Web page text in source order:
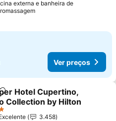
externa e banheira de
Ver preços
Adicionar aos favoritos
Hotel Cupertino,
Collection by Hilton
3.458